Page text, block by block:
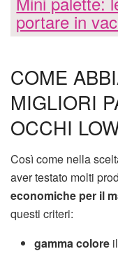
portare in
COME
MIGLIORI
OCCHI
Così come nella
aver testato molti
economiche per il
questi criteri:
gamma colore